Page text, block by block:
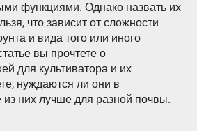
функциями. Однако назвать их
что зависит от сложности
и вида того или иного
вы прочтете о
для культиватора и их
нуждаются ли они в
из них лучше для разной почвы.